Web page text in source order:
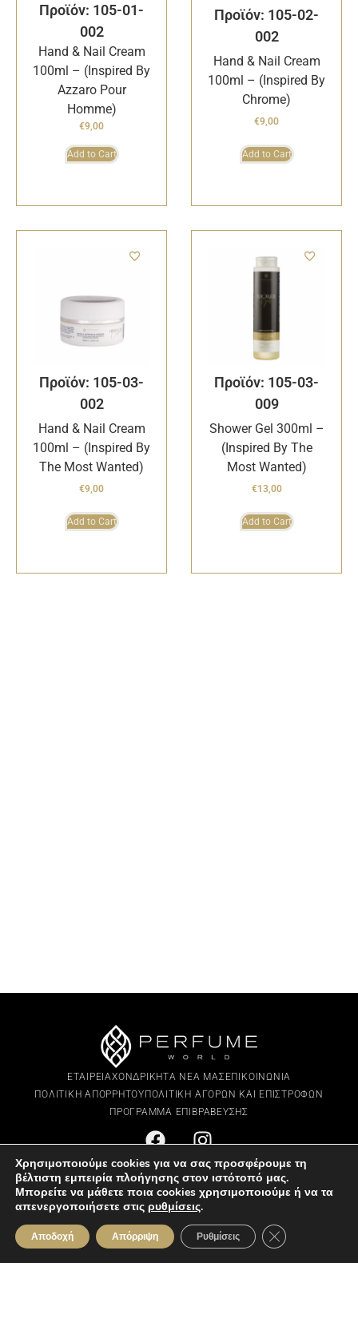
Προϊόν: 105-01-
002
Hand & Nail Cream
100ml – (Inspired By
Azzaro Pour
Homme)
€9,00
Add to Cart
Προϊόν: 105-02-
002
Hand & Nail Cream
100ml – (Inspired By
Chrome)
€9,00
Add to Cart
Προϊόν: 105-03-
002
Hand & Nail Cream
100ml – (Inspired By
The Most Wanted)
€9,00
Add to Cart
Προϊόν: 105-03-
009
Shower Gel 300ml –
(Inspired By The
Most Wanted)
€13,00
Add to Cart
ΕΤΑΙΡΕΙΑΧΟΝΔΡΙΚΗΤΑ ΝΕΑ ΜΑΣ ΕΠΙΚΟΙΝΩΝΙΑ
ΠΟΛΙΤΙΚΗ ΑΠΟΡΡΗΤΟΥΠΟΛΙΤΙΚΗ ΑΓΟΡΩΝ ΚΑΙ ΕΠΙΣΤΡΟΦΩΝ
ΠΡΟΓΡΑΜΜΑ ΕΠΙΒΡΑΒΕΥΣΗΣ
ΕΠΙΚΟΙΝΩΝΙΑ
Λεωφ. Αθαλάσσας 129, Λευκωσία 2024
70050070
info@perfumeworld.cy
Δίκτυο Καταστημάτων
Χρησιμοποιούμε cookies για να σας προσφέρουμε τη
βέλτιστη εμπειρία πλοήγησης στον ιστότοπό μας.
Μπορείτε να μάθετε ποια cookies χρησιμοποιούμε ή να τα
απενεργοποιήσετε στις ρυθμίσεις.
Αποδοχή Απόρριψη Ρυθμίσεις Κλείσιμο του